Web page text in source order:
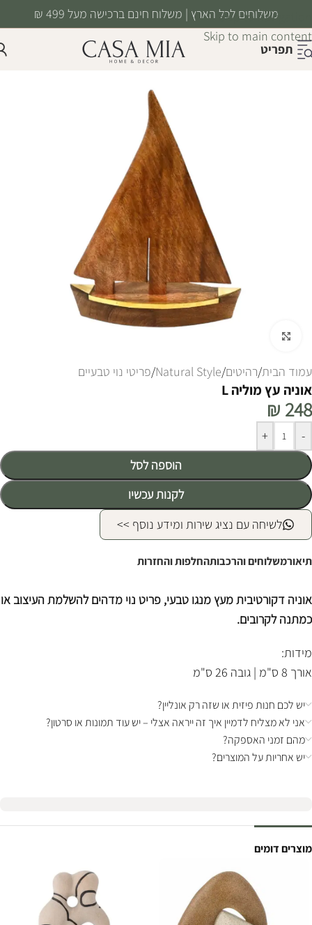
Skip to navigation
Skip to main content
משלוחים לכל הארץ | משלוח חינם ברכישה מעל 499 ₪
תפריט
עמוד הבית/רהיטים/
Natural Style
/פריטי נוי טבעיים
אוניה עץ מוליה L
₪ 248
-
+
הוספה לסל
לקנות עכשיו
Alternative:
לשיחה עם נציג שירות ומידע נוסף >>
תיאורמשלוחים והרכבותהחלפות והחזרות
אוניה דקורטיבית מעץ מנגו טבעי, פריט נוי מדהים להשלמת העיצוב או
כמתנה לקרובים.
מידות:
אורך 8 ס"מ | גובה 26 ס"מ
יש לכם חנות פיזית או שזה רק אונליין?
אני לא מצליח לדמיין איך זה ייראה אצלי – יש עוד תמונות או סרטון?
מהם זמני האספקה?
יש אחריות על המוצרים?
מוצרים דומים